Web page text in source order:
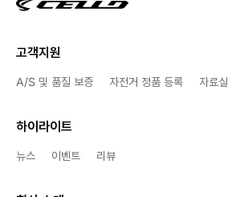
고객지원
A/S 및 품질 보증 자전거 정품 등록 자료실
하이라이트
뉴스 이벤트 리뷰